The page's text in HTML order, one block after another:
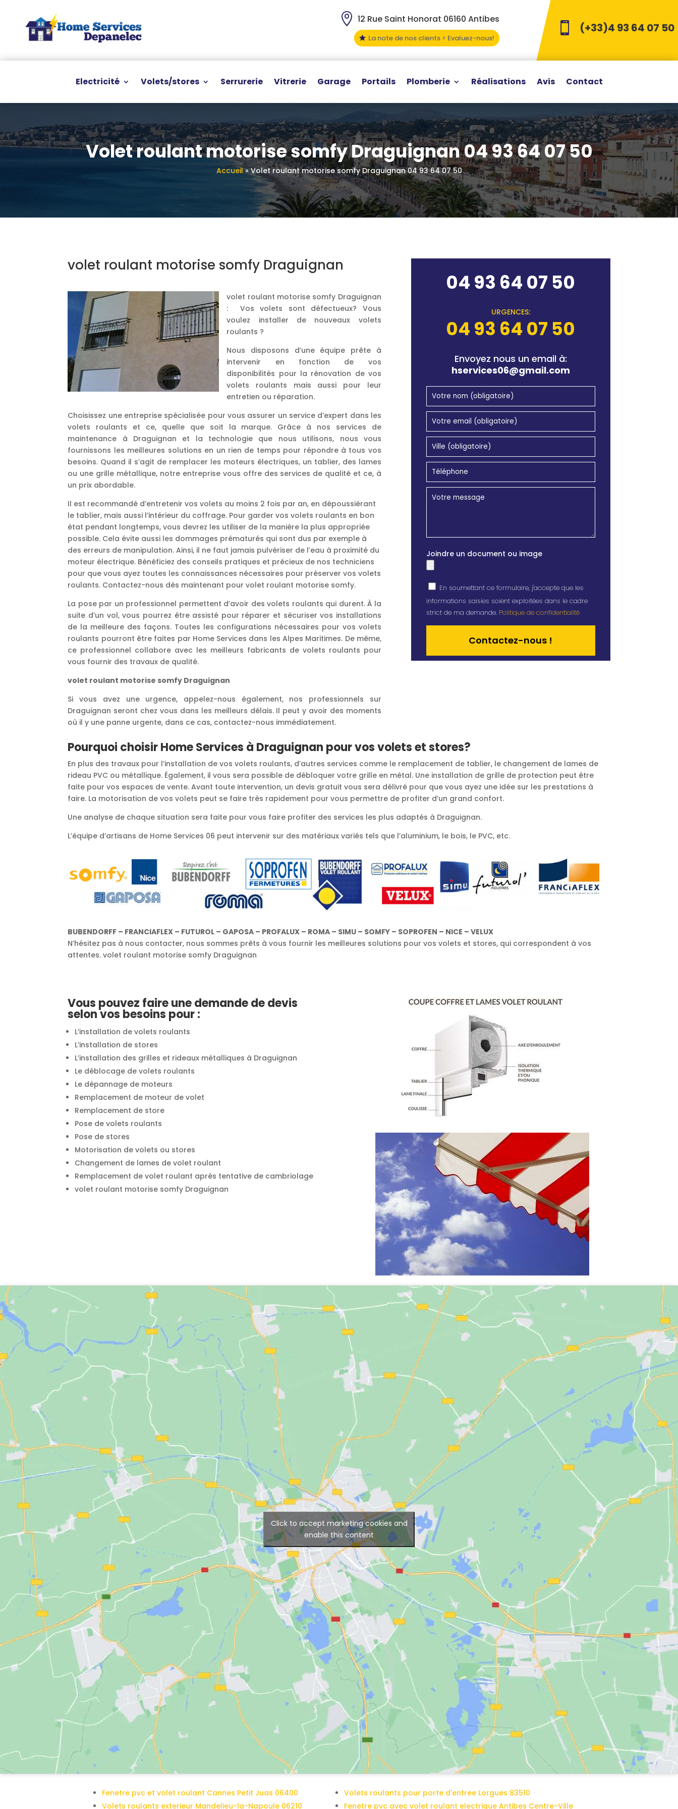
 12 Rue Saint Honorat 06160 Antibes
 La note de nos clients > Evaluez-nous!
 (+33)4 93 64 07 50
Electricité Volets/stores Serrurerie Vitrerie Garage Portails Plomberie Réalisations Avis Contact
Volet roulant motorise somfy Draguignan 04 93 64 07 50
Accueil »Volet roulant motorise somfy Draguignan 04 93 64 07 50
volet roulant motorise somfy Draguignan
volet roulant motorise somfy Draguignan
: Vos volets sont défectueux? Vous
voulez installer de nouveaux volets
roulants ?
Nous disposons d’une équipe prête à
intervenir en fonction de vos
disponibilités pour la rénovation de vos
volets roulants mais aussi pour leur
entretien ou réparation.
Choisissez une entreprise spécialisée pour vous assurer un service d’expert dans les
volets roulants et ce, quelle que soit la marque. Grâce à nos services de
maintenance à Draguignan et la technologie que nous utilisons, nous vous
fournissons les meilleures solutions en un rien de temps pour répondre à tous vos
besoins. Quand il s’agit de remplacer les moteurs électriques, un tablier, des lames
ou une grille métallique, notre entreprise vous offre des services de qualité et ce, à
un prix abordable.
Il est recommandé d’entretenir vos volets au moins 2 fois par an, en dépoussiérant
le tablier, mais aussi l’intérieur du coffrage. Pour garder vos volets roulants en bon
état pendant longtemps, vous devrez les utiliser de la manière la plus appropriée
possible. Cela évite aussi les dommages prématurés qui sont dus par exemple à
des erreurs de manipulation. Ainsi, il ne faut jamais pulvériser de l’eau à proximité du
moteur électrique. Bénéficiez des conseils pratiques et précieux de nos techniciens
pour que vous ayez toutes les connaissances nécessaires pour préserver vos volets
roulants. Contactez-nous dès maintenant pour volet roulant motorise somfy.
La pose par un professionnel permettent d’avoir des volets roulants qui durent. À la
suite d’un vol, vous pourrez être assisté pour réparer et sécuriser vos installations
de la meilleure des façons. Toutes les configurations nécessaires pour vos volets
roulants pourront être faites par Home Services dans les Alpes Maritimes. De même,
ce professionnel collabore avec les meilleurs fabricants de volets roulants pour
vous fournir des travaux de qualité.
volet roulant motorise somfy Draguignan
Si vous avez une urgence, appelez-nous également, nos professionnels sur
Draguignan seront chez vous dans les meilleurs délais. Il peut y avoir des moments
où il y une panne urgente, dans ce cas, contactez-nous immédiatement.
04 93 64 07 50
URGENCES:
04 93 64 07 50
Envoyez nous un email à:
hservices06@gmail.com
Joindre un document ou image
En soumettant ce formulaire, j'accepte que les
informations saisies soient exploitées dans le cadre
strict de ma demande. Politique de confidentialité
Pourquoi choisir Home Services à Draguignan pour vos volets et stores?
En plus des travaux pour l’installation de vos volets roulants, d’autres services comme le remplacement de tablier, le changement de lames de
rideau PVC ou métallique. Également, il vous sera possible de débloquer votre grille en métal. Une installation de grille de protection peut être
faite pour vos espaces de vente. Avant toute intervention, un devis gratuit vous sera délivré pour que vous ayez une idée sur les prestations à
faire. La motorisation de vos volets peut se faire très rapidement pour vous permettre de profiter d’un grand confort.
Une analyse de chaque situation sera faite pour vous faire profiter des services les plus adaptés à Draguignan.
L’équipe d’artisans de Home Services 06 peut intervenir sur des matériaux variés tels que l’aluminium, le bois, le PVC, etc.
BUBENDORFF – FRANCIAFLEX – FUTUROL – GAPOSA – PROFALUX – ROMA – SIMU – SOMFY – SOPROFEN – NICE – VELUX
N’hésitez pas à nous contacter, nous sommes prêts à vous fournir les meilleures solutions pour vos volets et stores, qui correspondent à vos
attentes. volet roulant motorise somfy Draguignan
Vous pouvez faire une demande de devis
selon vos besoins pour :
L’installation de volets roulants
L’installation de stores
L’installation des grilles et rideaux métalliques à Draguignan
Le déblocage de volets roulants
Le dépannage de moteurs
Remplacement de moteur de volet
Remplacement de store
Pose de volets roulants
Pose de stores
Motorisation de volets ou stores
Changement de lames de volet roulant
Remplacement de volet roulant après tentative de cambriolage
volet roulant motorise somfy Draguignan
Click to accept marketing cookies and
enable this content
Fenetre pvc et volet roulant Cannes Petit Juas 06400
Volets roulants exterieur Mandelieu-la-Napoule 06210
Volets roulants pour porte d'entree Lorgues 83510
Fenetre pvc avec volet roulant electrique Antibes Centre-Ville